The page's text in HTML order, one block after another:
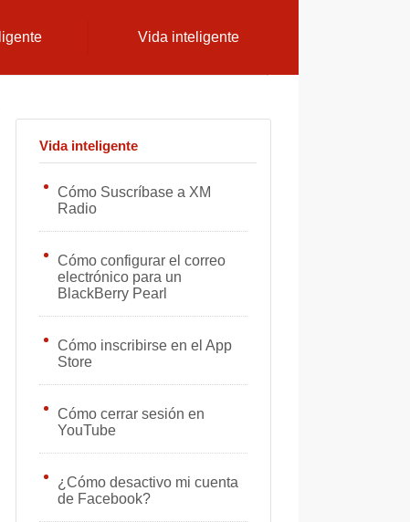
Vida inteligente
Vida inteligente
Cómo Suscríbase a XM
Radio
Cómo configurar el correo
electrónico para un
BlackBerry Pearl
Cómo inscribirse en el App
Store
Cómo cerrar sesión en
YouTube
¿Cómo desactivo mi cuenta
de Facebook?